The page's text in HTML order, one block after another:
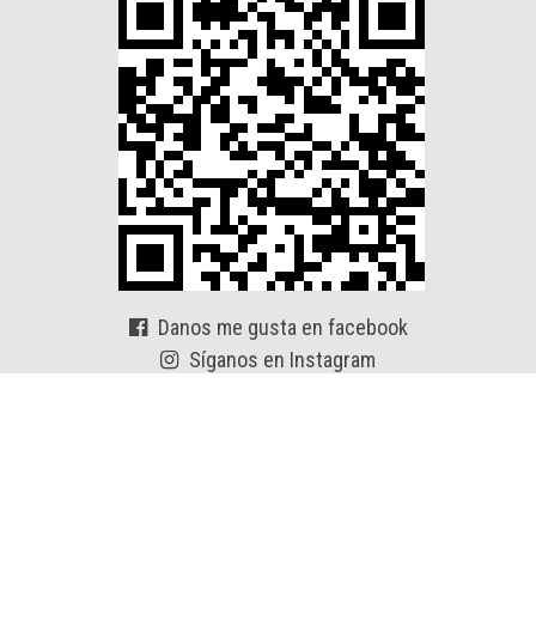
Danos me gusta en facebook
Síganos en Instagram